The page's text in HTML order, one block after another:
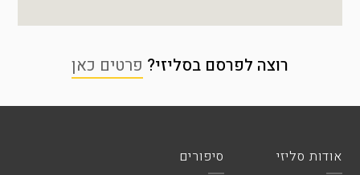
רוצה לפרסם בסליזי? פרטים כאן
אודות סליזי סיפורים